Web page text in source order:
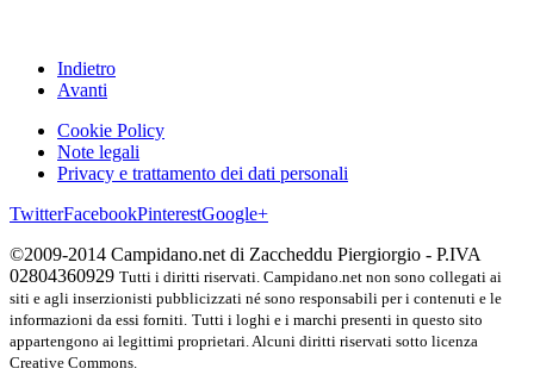
Indietro
Avanti
Cookie Policy
Note legali
Privacy e trattamento dei dati personali
TwitterFacebookPinterestGoogle+
©2009-2014 Campidano.net di Zaccheddu Piergiorgio - P.IVA
02804360929 Tutti i diritti riservati. Campidano.net non sono collegati ai
siti e agli inserzionisti pubblicizzati né sono responsabili per i contenuti e le
informazioni da essi forniti. Tutti i loghi e i marchi presenti in questo sito
appartengono ai legittimi proprietari. Alcuni diritti riservati sotto licenza
Creative Commons.